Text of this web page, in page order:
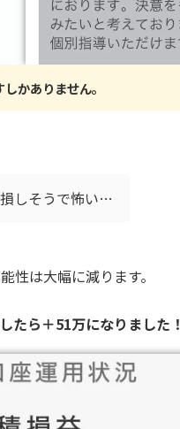
かありません。
しそうで怖い…
性は大幅に減ります。
たら＋51万になりました！